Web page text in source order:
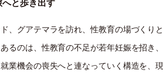
と歩き出す
、グアテマラを訪れ、性教育の場づくりと
るのは、性教育の不足が若年妊娠を招き、
業機会の喪失へと連なっていく構造を、現